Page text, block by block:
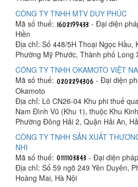
CÔNG TY TNHH MTV DUY PHÚC
Mã số thuế:
- Đại diện
Hiền
Địa chỉ: Số 448/5H Thoại Ngọc Hầu,
Phường Mỹ Phước, Thành phố Long
CÔNG TY TNHH OKAMOTO VIỆT
Mã số thuế:
- Đại diện
Okamoto
Địa chỉ: Lô CN26-04 Khu phi thuế
Nam Đình Vũ (Khu 1), thuộc Khu
Phường Đông Hải 2, Quận Hải An,
CÔNG TY TNHH SẢN XUẤT
NHI
Mã số thuế:
- Đại diện
Địa chỉ: Số 59 ngõ 249 Yên Duyên,
Hoàng Mai, Hà Nội